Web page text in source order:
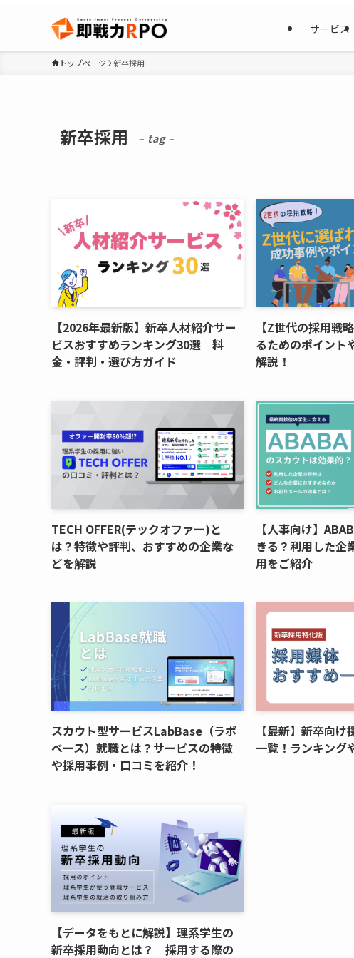
サービス
トップページ 新卒採用
新卒採用 – tag –
【2026年最新版】新卒人材紹介サー
ビスおすすめランキング30選｜料
金・評判・選び方ガイド
【Z世代の採用戦
るためのポイント
解説！
TECH OFFER(テックオファー)と
は？特徴や評判、おすすめの企業な
どを解説
【人事向け】
きる？利用した企
用をご紹介
スカウト型サービスLabBase（ラボ
ベース）就職とは？サービスの特徴
や採用事例・口コミを紹介！
【最新】新卒向
一覧！ランキング
【データをもとに解説】理系学生の
新卒採用動向とは？｜採用する際の